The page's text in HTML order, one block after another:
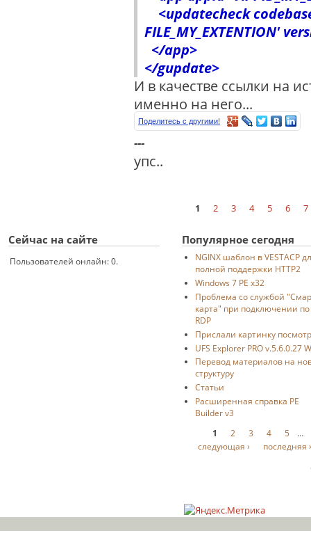
<updatecheck
FILE_MY_EXTENTION'
</app>
</gupdate>
И в качестве ссылки на
именно на него...
Поделитесь с другими!
---
упс..
1 2 3 4 5 6 7
Сейчас на сайте
Пользователей онлайн: 0.
Популярное сегодня
NGINX шаблон в VESTACP
полной поддержки HTTP2
Windows 7 PE x32
Проблема со службой
карта" при подключении по
RDP
Прислали картинку
UFS Explorer PRO v.5.6.0.27
Перевод материалов на
структуру
Статьи
Расширенная справка PE
Builder v3
Страницы
1 2 3 4 5
…
следующая ›
последняя